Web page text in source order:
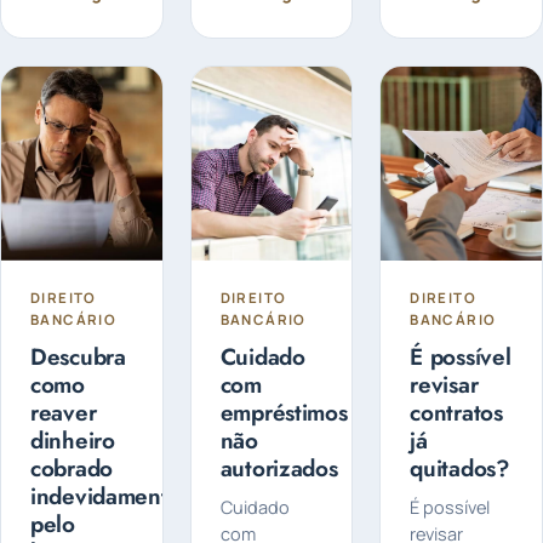
das suas
informações
bancárias é
fundamental...
ganhado
destaque
quando se
fala em
histórico de
crédito. Mas
afinal...
transformando
a forma
como...
DIREITO
BANCÁRIO
Descubra
como
reaver
dinheiro
cobrado
indevidamente
pelo
DIREITO
BANCÁRIO
Cuidado
com
empréstimos
não
autorizados
Cuidado
com
DIREITO
BANCÁRIO
É possível
revisar
contratos
já
quitados?
É possível
revisar